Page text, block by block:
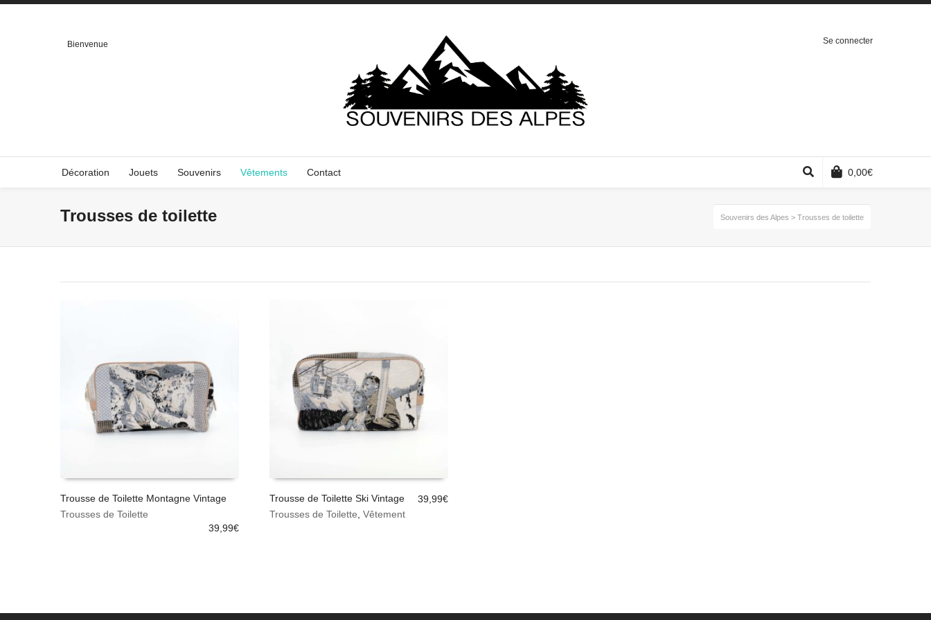
Bienvenue Se connecter
Décoration Jouets Souvenirs Vêtements Contact 0,00€
Trousses de toilette Souvenirs des Alpes > Trousses de toilette
AJOUTER AU PANIER
Trousse de Toilette Montagne Vintage
Trousses de Toilette
39,99€
AJOUTER AU PANIER
Trousse de Toilette Ski Vintage
Trousses de Toilette ,Vêtement
39,99€